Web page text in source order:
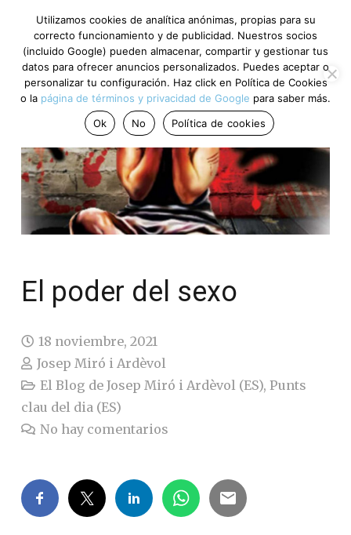
El poder del sexo
18 noviembre, 2021
Josep Miró i Ardèvol
El Blog de Josep Miró i Ardèvol (ES),Punts
clau del dia (ES)
No hay comentarios
Utilizamos cookies de analítica anónimas, propias para su
correcto funcionamiento y de publicidad. Nuestros socios
(incluido Google) pueden almacenar, compartir y gestionar tus
datos para ofrecer anuncios personalizados. Puedes aceptar o
personalizar tu configuración. Haz click en Política de Cookies
o la página de términos y privacidad de Google para saber más.
Ok
No Política de cookies